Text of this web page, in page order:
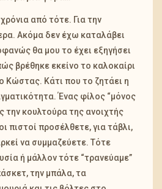
από τότε. Για την
Ακόμα δεν έχω καταλάβει
θα μου το έχει εξηγήσει
βρέθηκε εκείνο το καλοκαίρι
Κώστας. Κάτι που το ζητάει η
Ένας φίλος “μόνος
την κουλτούρα της ανοιχτής
πιστοί προσέλθετε, για τάβλι,
να συμμαζεύετε. Τότε
ή μάλλον τότε “τρανεύαμε”
την μπάλα, τα